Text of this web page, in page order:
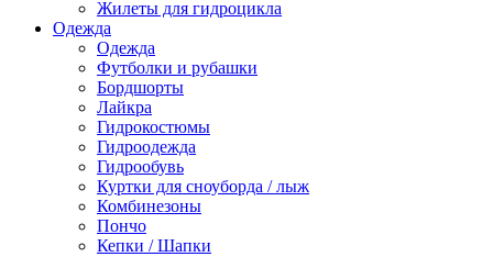
Жилеты для гидроцикла
Одежда
Одежда
Футболки и рубашки
Бордшорты
Лайкра
Гидрокостюмы
Гидроодежда
Гидрообувь
Куртки для сноуборда / лыж
Комбинезоны
Пончо
Кепки / Шапки